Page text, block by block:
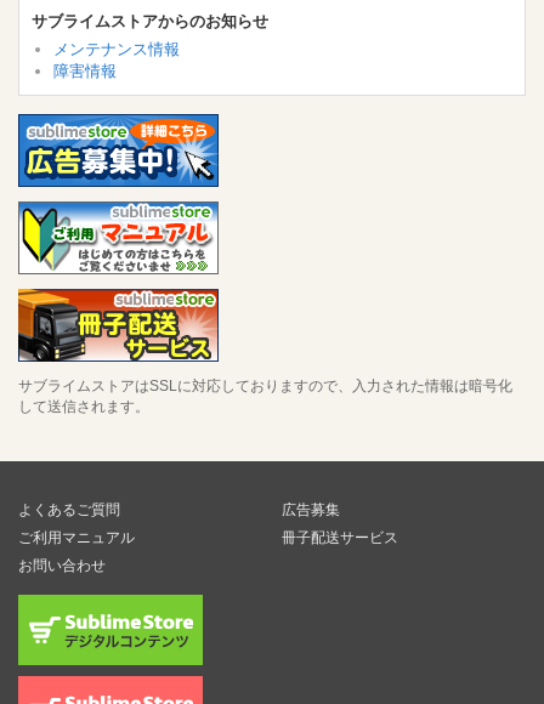
サブライムストアからのお知らせ
メンテナンス情報
障害情報
サブライムストアはSSLに対応しておりますので、入力された情報は暗号化
して送信されます。
よくあるご質問
ご利用マニュアル
お問い合わせ
広告募集
冊子配送サービス